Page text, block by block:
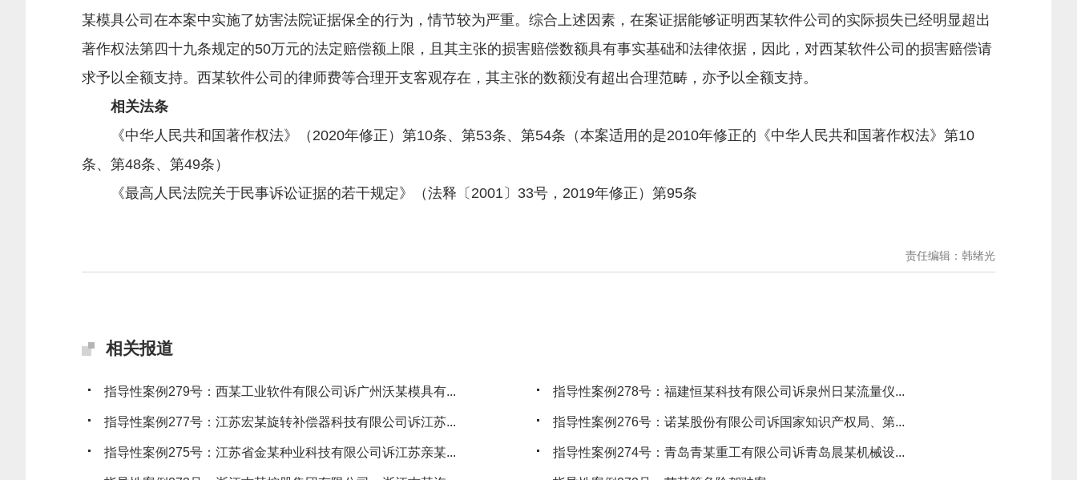
某模具公司在本案中实施了妨害法院证据保全的行为，情节较为严重。综合上述因素，在案证据能够证明西某软件公司的实际损失已经明显超出
著作权法第四十九条规定的50万元的法定赔偿额上限，且其主张的损害赔偿数额具有事实基础和法律依据，因此，对西某软件公司的损害赔偿请
求予以全额支持。西某软件公司的律师费等合理开支客观存在，其主张的数额没有超出合理范畴，亦予以全额支持。
相关法条
《中华人民共和国著作权法》（2020年修正）第10条、第53条、第54条（本案适用的是2010年修正的《中华人民共和国著作权法》第10
条、第48条、第49条）
《最高人民法院关于民事诉讼证据的若干规定》（法释〔2001〕33号，2019年修正）第95条
责任编辑：韩绪光
相关报道
指导性案例279号：西某工业软件有限公司诉广州沃某模具有... 指导性案例278号：福建恒某科技有限公司诉泉州日某流量仪...
指导性案例277号：江苏宏某旋转补偿器科技有限公司诉江苏... 指导性案例276号：诺某股份有限公司诉国家知识产权局、第...
指导性案例275号：江苏省金某种业科技有限公司诉江苏亲某... 指导性案例274号：青岛青某重工有限公司诉青岛晨某机械设...